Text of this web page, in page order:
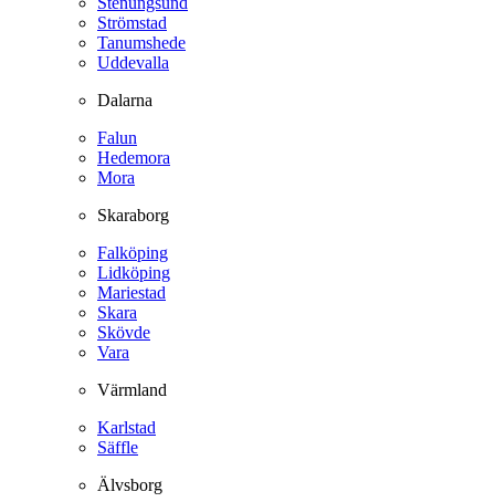
Strömstad
Tanumshede
Uddevalla
Dalarna
Falun
Hedemora
Mora
Skaraborg
Falköping
Lidköping
Mariestad
Skara
Skövde
Vara
Värmland
Karlstad
Säffle
Älvsborg